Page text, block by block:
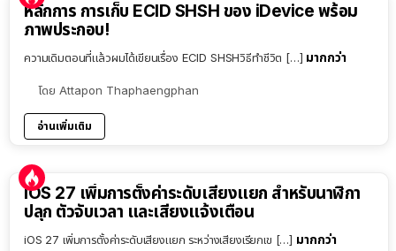
หลักการ การเก็บ ECID SHSH ของ iDevice พร้อม
ภาพประกอบ!
ความเดิมตอนที่แล้วผมได้เขียนเรื่อง ECID SHSHวิธีทำชีวิต […] มากกว่า
โดย Attapon Thaphaengphan
อ่านเพิ่มเติม
iOS 27 เพิ่มการตั้งค่าระดับเสียงแยก สำหรับนาฬิกา
ปลุก ตัวจับเวลา และเสียงแจ้งเตือน
iOS 27 เพิ่มการตั้งค่าระดับเสียงแยก ระหว่างเสียงเรียกเข […] มากกว่า